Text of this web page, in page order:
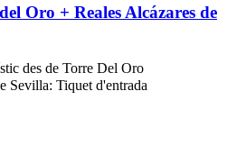
Oro + Reales Alcázares de
des de Torre Del Oro
Sevilla: Tiquet d'entrada